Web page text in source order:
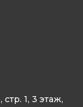
1, 3 этаж,